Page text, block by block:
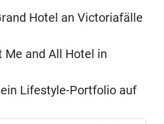
Hotel an Victoriafälle
and All Hotel in
Lifestyle-Portfolio auf